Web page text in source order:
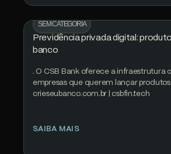
SEM CATEGORIA
Previdência privada digital:
banco
. O CSB Bank oferece a infraestrutura
empresas que querem lançar
crieseubanco.com.br | csbfin.tech
SAIBA MAIS